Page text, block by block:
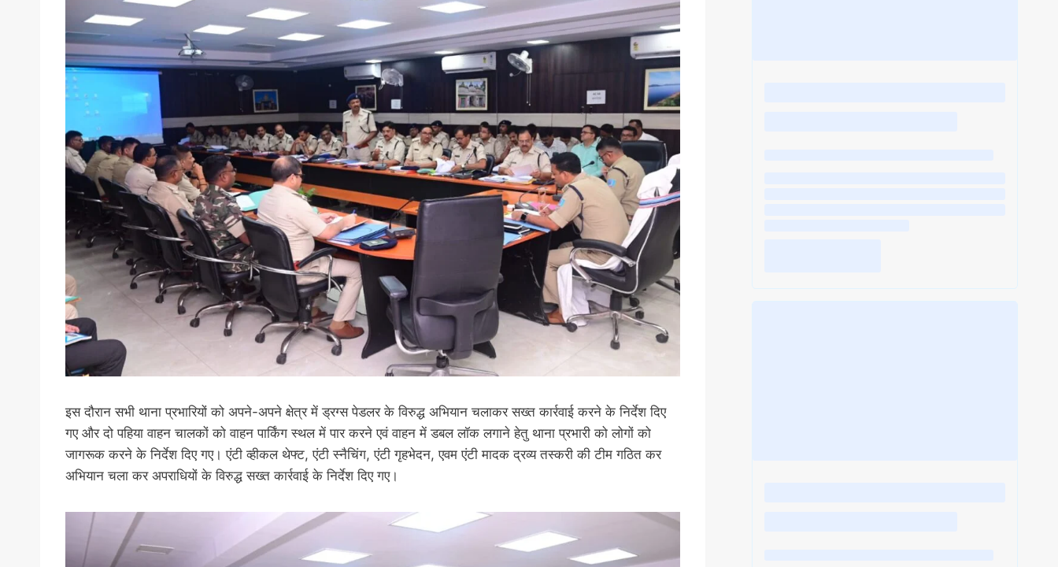
इस दौरान सभी थाना प्रभारियों को अपने-अपने क्षेत्र में ड्रग्स पेडलर के विरुद्ध अभियान चलाकर सख्त कार्रवाई करने के निर्देश दिए
गए और दो पहिया वाहन चालकों को वाहन पार्किंग स्थल में पार करने एवं वाहन में डबल लॉक लगाने हेतु थाना प्रभारी को लोगों को
जागरूक करने के निर्देश दिए गए। एंटी व्हीकल थेफ्ट, एंटी स्नैचिंग, एंटी गृहभेदन, एवम एंटी मादक द्रव्य तस्करी की टीम गठित कर
अभियान चला कर अपराधियों के विरुद्ध सख्त कार्रवाई के निर्देश दिए गए।